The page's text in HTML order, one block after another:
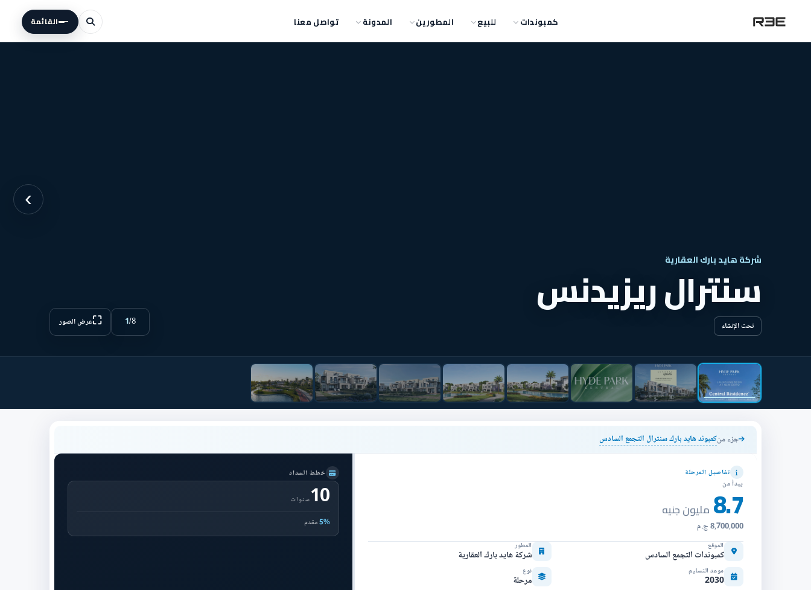
كمبوندات للبيع المطورين المدونة تواصل معنا القائمة
›
شركة هايد بارك العقارية
سنترال ريزيدنس
تحت الإنشاء 1/8
⛶عرض الصور
جزء منكمبوند هايد بارك سنترال التجمع السادس
تفاصيل المرحلة
يبدأ من
8.7 مليون جنيه
8,700,000 ج.م
الموقع
كمبوندات التجمع السادس
المطور
شركة هايد بارك العقارية
موعد التسليم
2030
نوع
مرحلة
خطط السداد
10سنوات
5%مقدم